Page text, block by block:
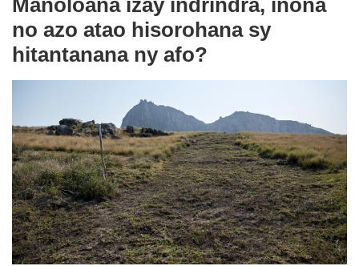
Manoloana izay indrindra, inona
no azo atao hisorohana sy
hitantanana ny afo?